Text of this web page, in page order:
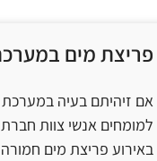
פריצת מים
אם זיהיתם בעיה במערכת
למומחים אנשי צוות
באירוע פריצת מים